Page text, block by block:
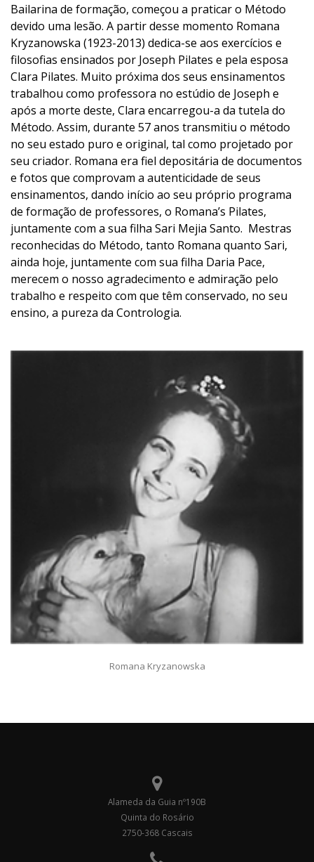
Bailarina de formação, começou a praticar o Método
devido uma lesão. A partir desse momento Romana
Kryzanowska (1923-2013) dedica-se aos exercícios e
filosofias ensinados por Joseph Pilates e pela esposa
Clara Pilates. Muito próxima dos seus ensinamentos
trabalhou como professora no estúdio de Joseph e
após a morte deste, Clara encarregou-a da tutela do
Método. Assim, durante 57 anos transmitiu o método
no seu estado puro e original, tal como projetado por
seu criador. Romana era fiel depositária de documentos
e fotos que comprovam a autenticidade de seus
ensinamentos, dando início ao seu próprio programa
de formação de professores, o Romana’s Pilates,
juntamente com a sua filha Sari Mejia Santo. Mestras
reconhecidas do Método, tanto Romana quanto Sari,
ainda hoje, juntamente com sua filha Daria Pace,
merecem o nosso agradecimento e admiração pelo
trabalho e respeito com que têm conservado, no seu
ensino, a pureza da Contrologia.
Romana Kryzanowska
Alameda da Guia nº190B
Quinta do Rosário
2750-368 Cascais